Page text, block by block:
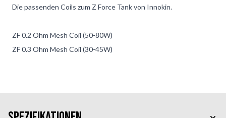
Die passenden Coils zum Z Force Tank von Innokin.
ZF 0.2 Ohm Mesh Coil (50-80W)
ZF 0.3 Ohm Mesh Coil (30-45W)